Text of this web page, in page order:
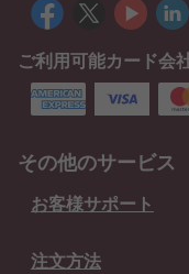
ご利用可能カード会
その他のサービス
お客様サポート
注文方法